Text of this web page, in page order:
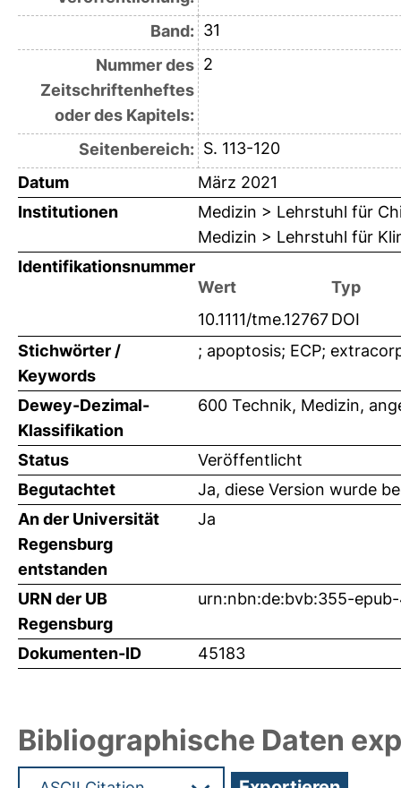
Band: 31
Nummer des
Zeitschriftenheftes
oder des Kapitels:
2
Seitenbereich: S. 113-120
Datum
März 2021
Institutionen
Medizin > Lehrstuhl für
Medizin > Lehrstuhl für
Identifikationsnummer
Wert
Typ
10.1111/tme.12767DOI
Stichwörter /
Keywords
; apoptosis; ECP;
Dewey-Dezimal-
Klassifikation
600 Technik, Medizin,
Status
Veröffentlicht
Begutachtet
Ja, diese Version wurde
An der Universität
Regensburg
entstanden
Ja
URN der UB
Regensburg
urn:nbn:de:bvb:355-
Dokumenten-ID 45183
Bibliographische Daten